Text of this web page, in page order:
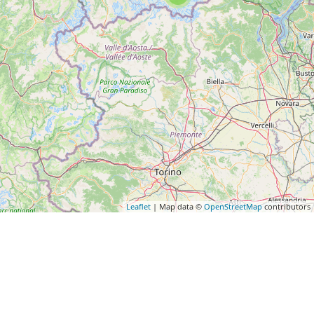
Leaflet | Map data © OpenStreetMapcontributors